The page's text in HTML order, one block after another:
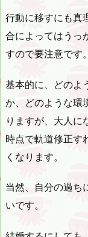
行動に移すにも真
合によってはうっ
すので要注意です。
基本的に、どのよ
か、どのような環
りますが、大人に
時点で軌道修正す
くなります。
当然、自分の過ち
いです。